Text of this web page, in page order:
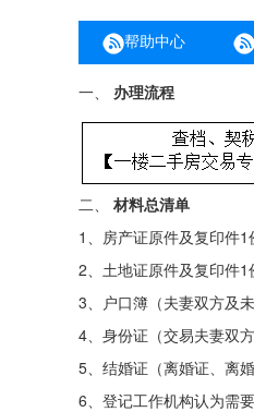
帮助中心
一、 办理流程
二、 材料总清单
1、房产证原件及复印件1
2、土地证原件及复印件1
3、户口簿（夫妻双方及
4、身份证（交易夫妻双
5、结婚证（离婚证、离
6、登记工作机构认为需